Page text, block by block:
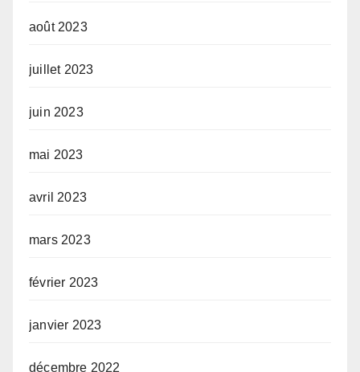
août 2023
juillet 2023
juin 2023
mai 2023
avril 2023
mars 2023
février 2023
janvier 2023
décembre 2022